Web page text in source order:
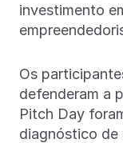
investimento
Os
defenderam a
Pitch Day
diagnóstico de